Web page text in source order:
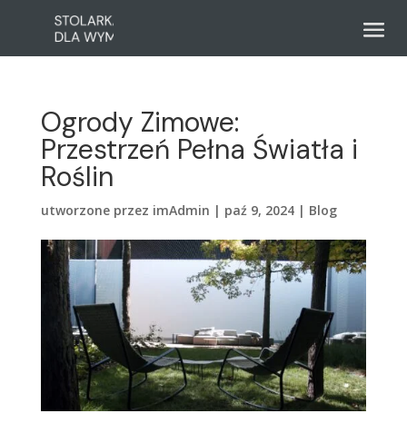
Ogrody Zimowe:
Przestrzeń Pełna Światła i
Roślin
utworzone przez imAdmin | paź 9, 2024| Blog